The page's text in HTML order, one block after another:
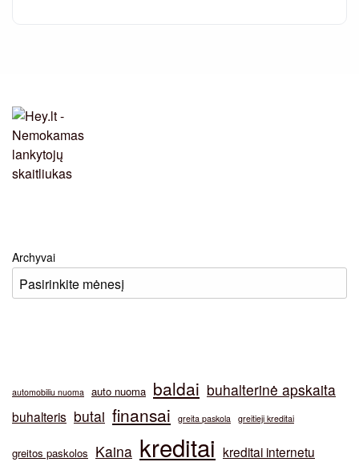
Archyvai
automobiliu nuoma auto nuoma baldai buhalterinė apskaita
buhalteris butai finansai greita paskola greitieji kreditai
greitos paskolos Kaina kreditai kreditai internetu